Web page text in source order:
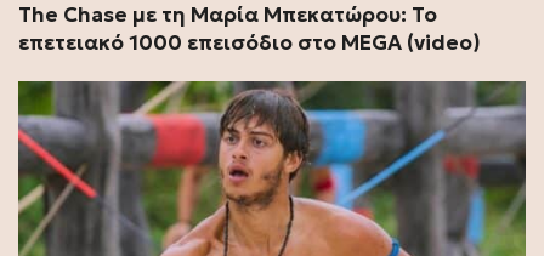
The Chase με τη Μαρία Μπεκατώρου: Το
επετειακό 1000 επεισόδιο στο MEGA (video)